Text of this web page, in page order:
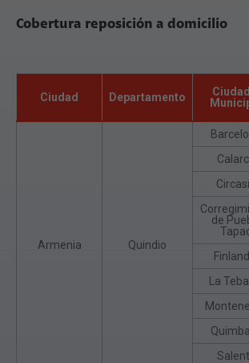
Cobertura reposición a domicilio
Ciudad Departamento
Armenia Quindio
de
La